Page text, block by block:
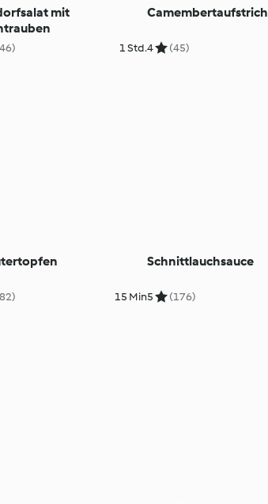
mit
1 Std.
Camembertaufstrich
4 (45)
15 Min
Schnittlauchsauce
5 (176)